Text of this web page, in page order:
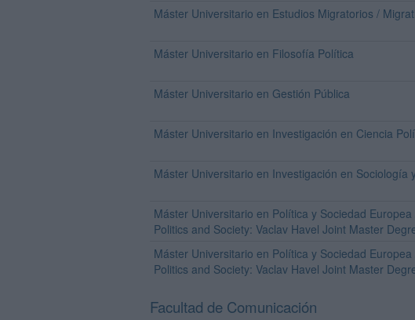
Máster Universitario en Estudios Migratorios /
Máster Universitario en Filosofía Política
Máster Universitario en Gestión Pública
Máster Universitario en Investigación en Ciencia
Máster Universitario en Investigación en Sociología
Máster Universitario en Política y Sociedad
Politics and Society: Vaclav Havel Joint Master
Máster Universitario en Política y Sociedad
Politics and Society: Vaclav Havel Joint Master
Facultad de Comunicación